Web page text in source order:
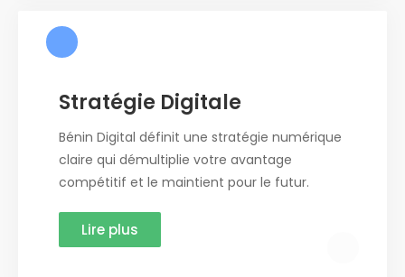
Stratégie Digitale
Bénin Digital définit une stratégie numérique
claire qui démultiplie votre avantage
compétitif et le maintient pour le futur.
Lire plus